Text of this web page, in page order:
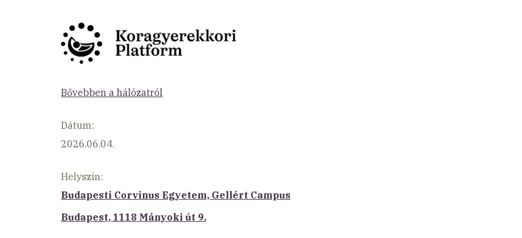
Bővebben a hálózatról
Dátum:
2026.06.04.
Helyszín:
Budapesti Corvinus Egyetem, Gellért Campus
Budapest, 1118 Mányoki út 9.